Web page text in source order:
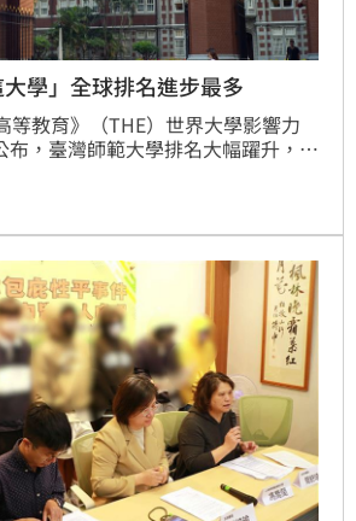
學」全球排名進步最多
等教育》（THE）世界大學影響力
布，臺灣師範大學排名大幅躍升，從
績，尤其在17項聯合國永續發展目
。